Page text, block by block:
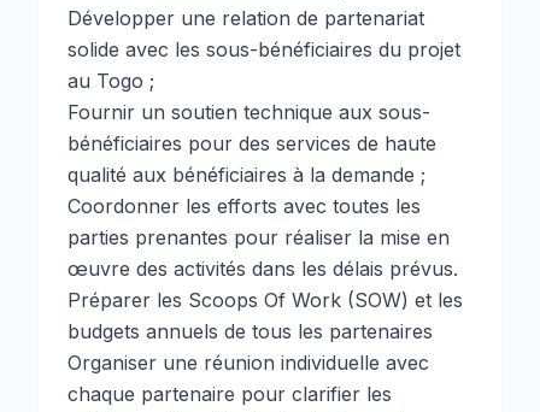
Développer une relation de partenariat
solide avec les sous-bénéficiaires du projet
au Togo ;
Fournir un soutien technique aux sous-
bénéficiaires pour des services de haute
qualité aux bénéficiaires à la demande ;
Coordonner les efforts avec toutes les
parties prenantes pour réaliser la mise en
œuvre des activités dans les délais prévus.
Préparer les Scoops Of Work (SOW) et les
budgets annuels de tous les partenaires
Organiser une réunion individuelle avec
chaque partenaire pour clarifier les